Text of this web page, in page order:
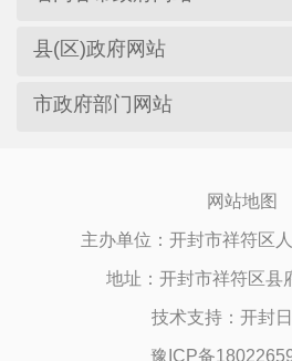
县(区)政府网站
市政府部门网站
网站地图
主办单位：开封市祥符区
地址：开封市祥符区县
技术支持：开封
豫ICP备